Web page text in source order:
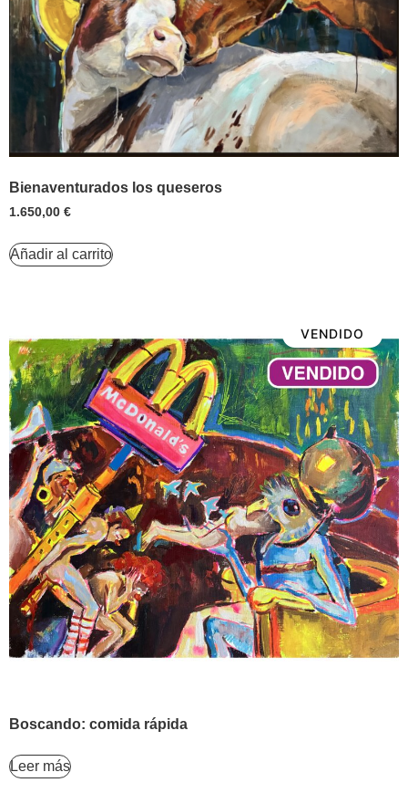
Bienaventurados los queseros
1.650,00 €
Añadir al carrito
VENDIDO
Boscando: comida rápida
Leer más